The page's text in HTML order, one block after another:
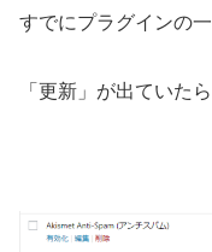
すでにプラグインの
「更新」が出ていた